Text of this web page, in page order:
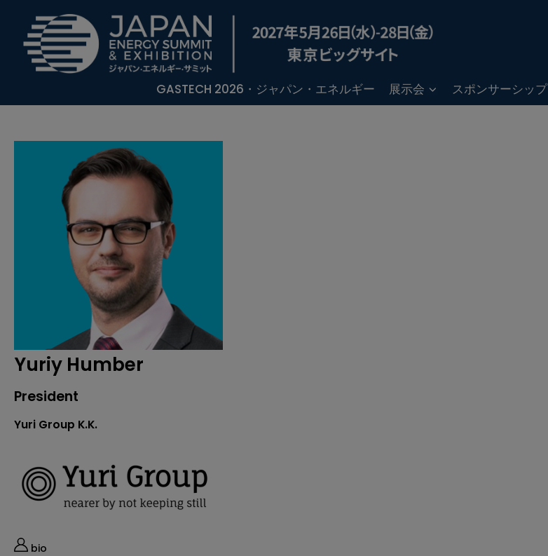
GASTECH 2026・ジャパン・エネルギー 展示会 スポンサーシップ
Yuriy Humber
President
Yuri Group K.K.
bio